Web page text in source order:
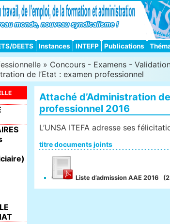
DEETS Instances INTEFP Publications
» Concours - Examens -
de l’Etat : examen professionnel
Attaché d’Administration
professionnel 2016
L’UNSA ITEFA adresse ses
titre documents joints
Liste d’admission AAE 2016